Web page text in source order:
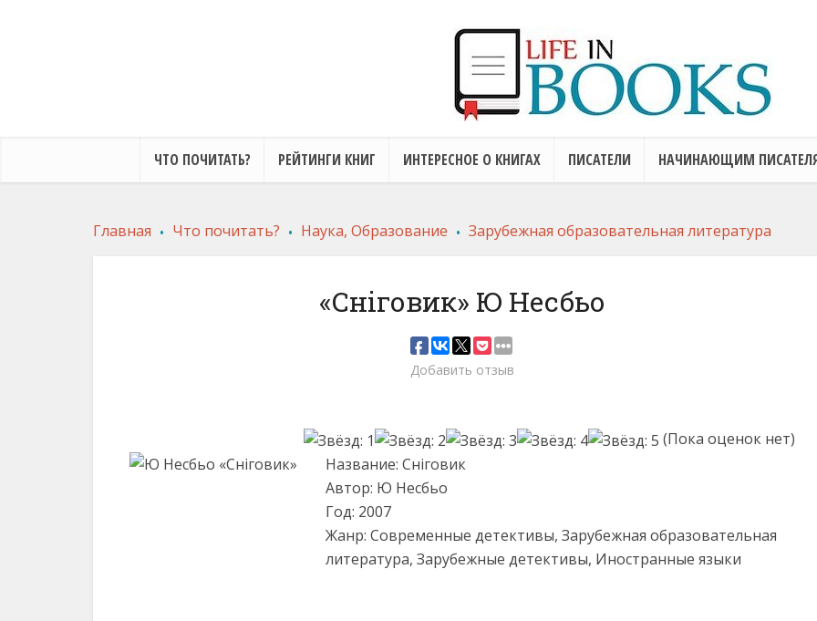
ЧТО ПОЧИТАТЬ? РЕЙТИНГИ КНИГ ИНТЕРЕСНОЕ О КНИГАХ ПИСАТЕЛИ НАЧИНАЮЩИМ
Главная . Что почитать? . Наука, Образование . Зарубежная образовательная литература
«Сніговик» Ю Несбьо
Добавить отзыв
(Пока оценок нет)
Название: Сніговик
Автор: Ю Несбьо
Год: 2007
Жанр: Современные детективы, Зарубежная образовательная
литература, Зарубежные детективы, Иностранные языки